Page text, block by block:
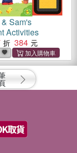
Sam's
Activities
384